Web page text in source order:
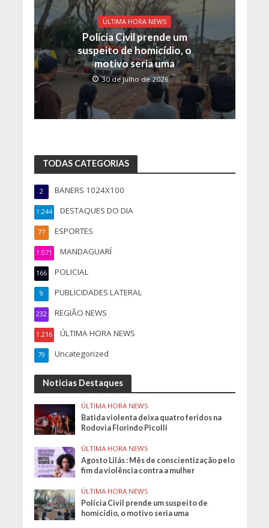
ÚLTIMA HORA NEWS
Polícia Civil prende um
suspeito de homicídio, o
motivo seria uma
30 de julho de 2026
TODAS CATEGORIAS
BANERS 1024X100
2
DESTAQUES DO DIA
1.244
ESPORTES
77
MANDAGUARÍ
1.071
POLICIAL
166
PUBLICIDADES LATERAL
9
REGIÃO NEWS
232
ÚLTIMA HORA NEWS
1.216
Uncategorized
79
Noticias Destaques
ÚLTIMA HORA NEWS
Batida violenta deixa quatro feridos na
Rodovia Florindo Picolli
ÚLTIMA HORA NEWS
Agosto Lilás : Mês de conscientização pelo
fim da violência contra a mulher
ÚLTIMA HORA NEWS
Polícia Civil prende um suspeito de
homicídio, o motivo seria uma